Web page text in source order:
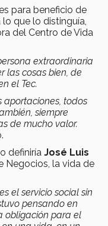
para beneficio de
que lo distinguía,
del Centro de Vida
extraordinaria
las cosas bien, de
el Tec.
aportaciones, todos
siempre
de mucho valor.
definiría José Luis
Negocios, la vida de
el servicio social sin
pensando en
obligación para el